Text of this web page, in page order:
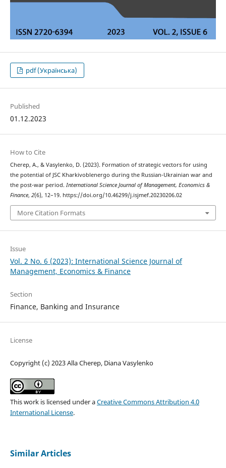
pdf (Українська)
Published
01.12.2023
How to Cite
Cherep, A., & Vasylenko, D. (2023). Formation of strategic vectors for using
the potential of JSC Kharkivoblenergo during the Russian-Ukrainian war and
the post-war period. International Science Journal of Management, Economics &
Finance, 2(6), 12–19. https://doi.org/10.46299/j.isjmef.20230206.02
More Citation Formats
Issue
Vol. 2 No. 6 (2023): International Science Journal of
Management, Economics & Finance
Section
Finance, Banking and Insurance
License
Copyright (c) 2023 Alla Cherep, Diana Vasylenko
This work is licensed under aCreative Commons Attribution 4.0
International License.
Similar Articles